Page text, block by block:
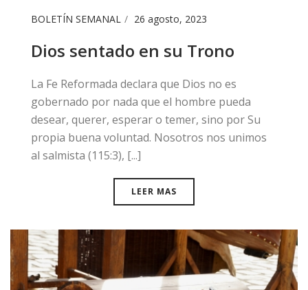
BOLETÍN SEMANAL 26 agosto, 2023
Dios sentado en su Trono
La Fe Reformada declara que Dios no es
gobernado por nada que el hombre pueda
desear, querer, esperar o temer, sino por Su
propia buena voluntad. Nosotros nos unimos
al salmista (115:3), [...]
LEER MAS